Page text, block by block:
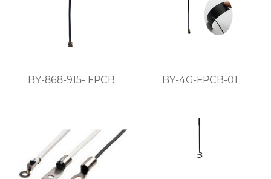
BY-868-915- FPCB BY-4G-FPCB-01